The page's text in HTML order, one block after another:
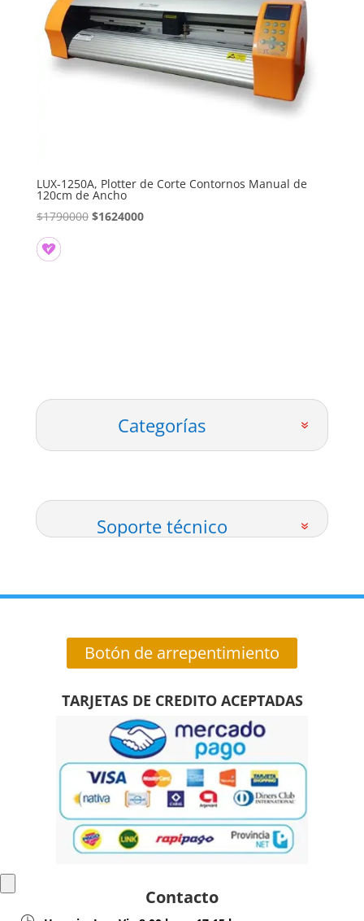
LUX-1250A, Plotter de Corte Contornos Manual de
120cm de Ancho
$1790000 El
$1624000El
Categorías
Soporte técnico
Botón de arrepentimiento
TARJETAS DE CREDITO ACEPTADAS
Contacto